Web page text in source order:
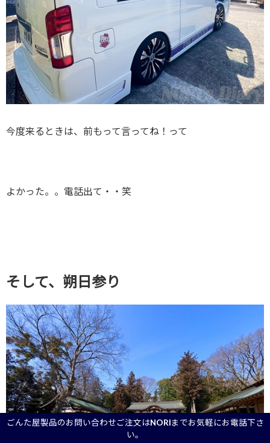
ごんた屋製品のお問い合わせご注文はNORIまでお気軽にお電話下さ
い。
今度来るときは、前もって言ってね！って
よかった。。電話出て・・笑
そして、朔日参り